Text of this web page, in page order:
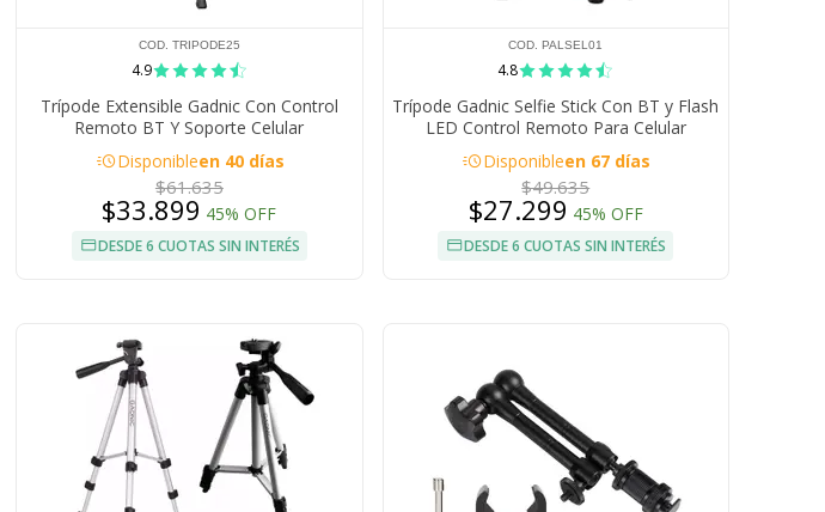
COD. TRIPODE25
4.9
Trípode Extensible Gadnic Con Control
Remoto BT Y Soporte Celular
acuteDisponibleen 40 días
$61.635
$33.899 45% OFF
DESDE 6 CUOTAS SIN INTERÉS
COD. PALSEL01
4.8
Trípode Gadnic Selfie Stick Con BT y Flash
LED Control Remoto Para Celular
acuteDisponibleen 67 días
$49.635
$27.299 45% OFF
DESDE 6 CUOTAS SIN INTERÉS